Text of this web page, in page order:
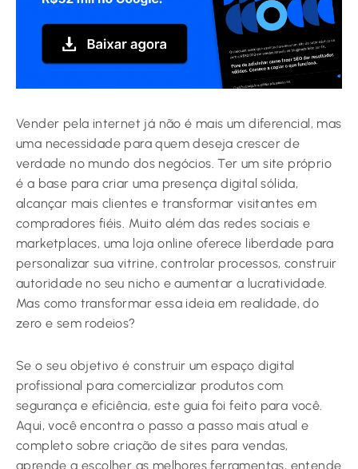
Vender pela internet já não é mais um diferencial, mas
uma necessidade para quem deseja crescer de
verdade no mundo dos negócios. Ter um site próprio
é a base para criar uma presença digital sólida,
alcançar mais clientes e transformar visitantes em
compradores fiéis. Muito além das redes sociais e
marketplaces, uma loja online oferece liberdade para
personalizar sua vitrine, controlar processos, construir
autoridade no seu nicho e aumentar a lucratividade.
Mas como transformar essa ideia em realidade, do
zero e sem rodeios?
Se o seu objetivo é construir um espaço digital
profissional para comercializar produtos com
segurança e eficiência, este guia foi feito para você.
Aqui, você encontra o passo a passo mais atual e
completo sobre criação de sites para vendas,
aprende a escolher as melhores ferramentas, entende